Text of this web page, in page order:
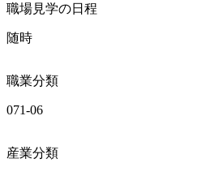
職場見学の日程
随時
職業分類
071-06
産業分類